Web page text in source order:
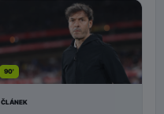
90'
ČLÁNEK